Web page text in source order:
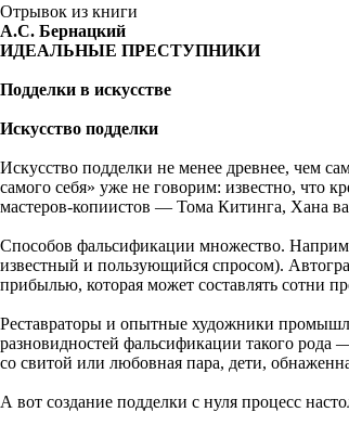
Отрывок из книги
A.C. Бернацкий
ИДЕАЛЬНЫЕ ПРЕСТУПНИКИ
Подделки в искусстве
Искусство подделки
Искусство подделки не менее древнее, чем
самого себя» уже не говорим: известно, что
мастеров-копиистов — Тома Китинга, Хана
Способов фальсификации множество.
известный и пользующийся спросом).
прибылью, которая может составлять сотни
Реставраторы и опытные художники
разновидностей фальсификации такого
со свитой или любовная пара, дети,
А вот создание подделки с нуля процесс